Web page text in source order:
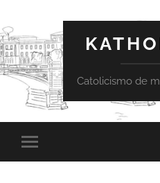
Catolicismo de
Toggle
mobile